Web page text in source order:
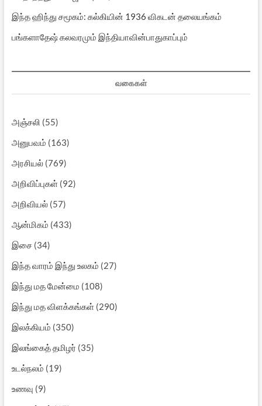
இந்த ஹிந்து சமூகம்: கல்கியின் 1936 விகடன் தலையங்கம்
பங்களாதேஷ் கலவரமும் இந்தியாவின்பாதுகாப்பும்
வகைகள்
அஞ்சலி (55)
அனுபவம் (163)
அரசியல்(769)
அறிவிப்புகள்(92)
அறிவியல்(57)
ஆன்மிகம் (433)
இசை(34)
இந்த வாரம் இந்து உலகம் (27)
இந்து மத மேன்மை (108)
இந்து மத விளக்கங்கள்(290)
இலக்கியம் (350)
இலங்கைத் தமிழர் (35)
உடல்நலம் (19)
உணவு (9)